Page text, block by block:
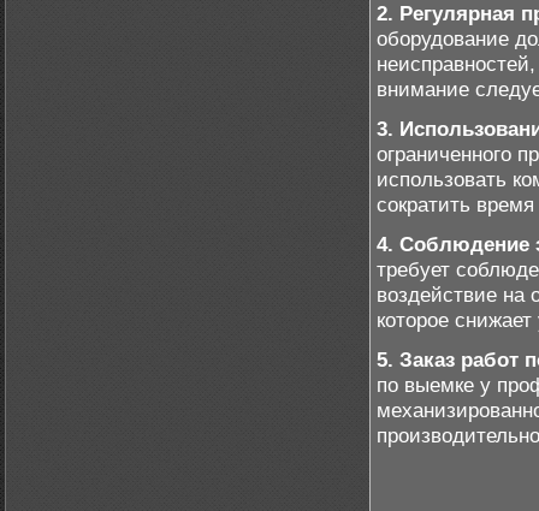
2. Регулярная
оборудование
внимание
3.
ограниченного
использовать
сократить
4. Соблюдение
требует
воздействие на
которое
5. Заказ работ
по выемке у